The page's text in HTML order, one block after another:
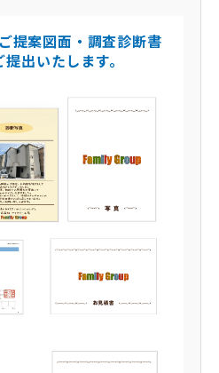
提案図面・調査診断書
出いたします。